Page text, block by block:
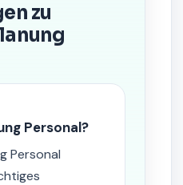
zu
Personal?
Personal